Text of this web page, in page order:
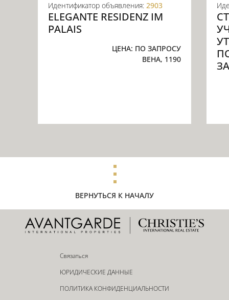
Идентификатор объявления: 2903
ELEGANTE RESIDENZ IM
PALAIS
ЦЕНА: ПО ЗАПРОСУ
ВЕНА, 1190
ВЕРНУТЬСЯ К НАЧАЛУ
Связаться
ЮРИДИЧЕСКИЕ ДАННЫЕ
ПОЛИТИКА КОНФИДЕНЦИАЛЬНОСТИ